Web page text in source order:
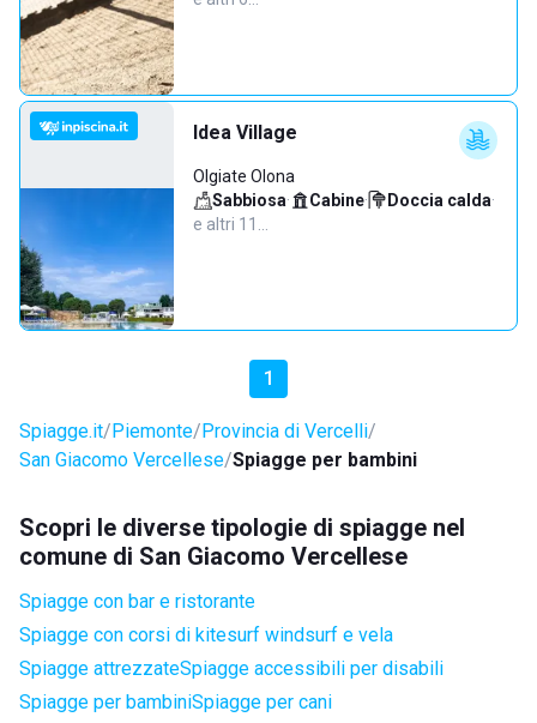
Idea Village
Olgiate Olona
Sabbiosa· Cabine· Doccia calda·
e altri 11…
1
Spiagge.it Piemonte Provincia di Vercelli
San Giacomo Vercellese Spiagge per bambini
Scopri le diverse tipologie di spiagge nel
comune di San Giacomo Vercellese
Spiagge con bar e ristorante
Spiagge con corsi di kitesurf windsurf e vela
Spiagge attrezzateSpiagge accessibili per disabili
Spiagge per bambiniSpiagge per cani